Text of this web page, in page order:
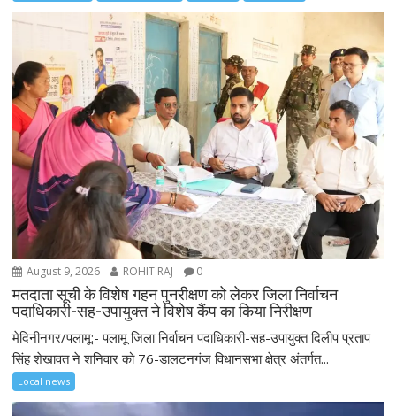
August 9, 2026 ROHIT RAJ 0
मतदाता सूची के विशेष गहन पुनरीक्षण को लेकर जिला निर्वाचन
पदाधिकारी-सह-उपायुक्त ने विशेष कैंप का किया निरीक्षण
मेदिनीनगर/पलामू:- पलामू जिला निर्वाचन पदाधिकारी-सह-उपायुक्त दिलीप प्रताप
सिंह शेखावत ने शनिवार को 76-डालटनगंज विधानसभा क्षेत्र अंतर्गत...
Local news